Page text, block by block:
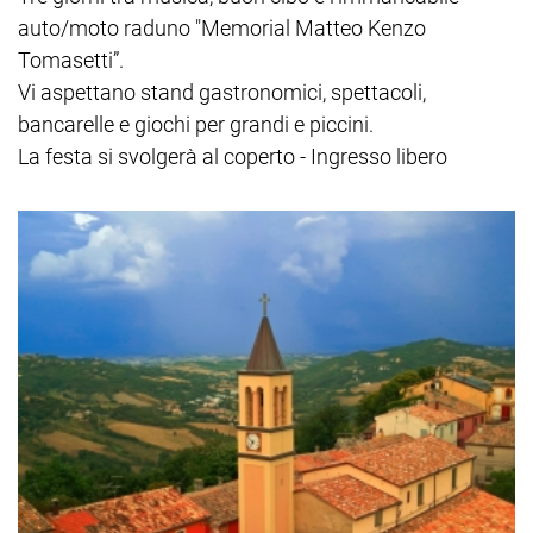
auto/moto raduno "Memorial Matteo Kenzo
Tomasetti”.
Vi aspettano stand gastronomici, spettacoli,
bancarelle e giochi per grandi e piccini.
La festa si svolgerà al coperto - Ingresso libero